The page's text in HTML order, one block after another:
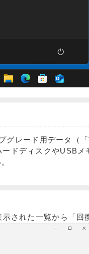
グレード用データ（
ドディスクやUSBメ
された一覧から「回